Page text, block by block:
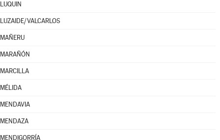
LUQUIN
LUZAIDE/VALCARLOS
MAÑERU
MARAÑÓN
MARCILLA
MÉLIDA
MENDAVIA
MENDAZA
MENDIGORRÍA